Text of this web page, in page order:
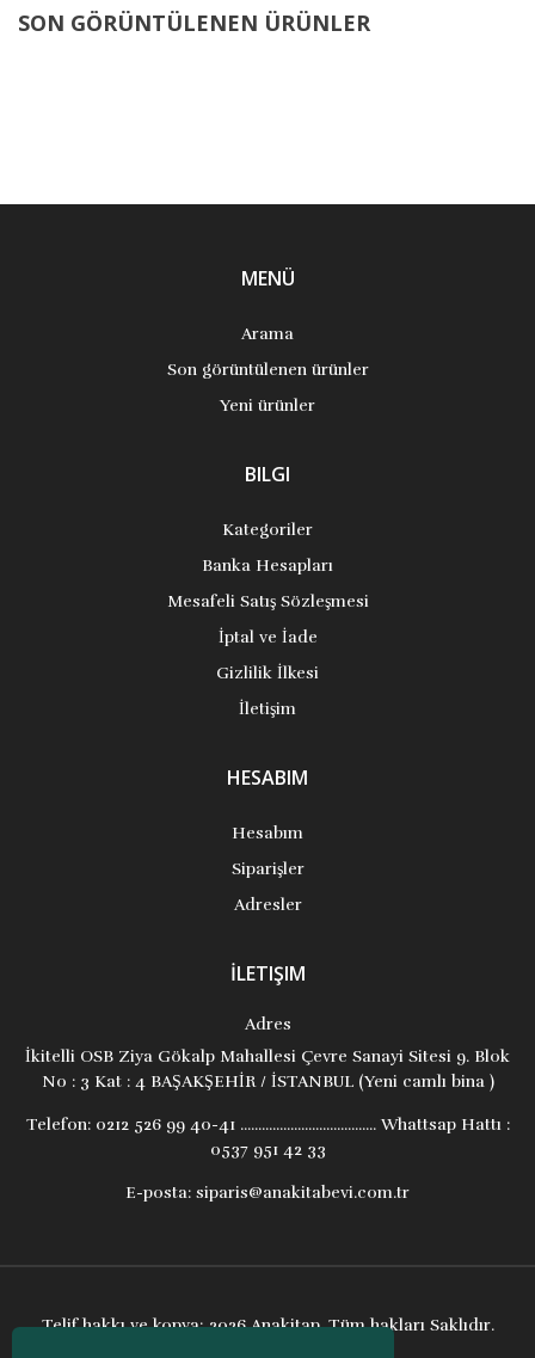
SON GÖRÜNTÜLENEN ÜRÜNLER
MENÜ
Arama
Son görüntülenen ürünler
Yeni ürünler
BILGI
Kategoriler
Banka Hesapları
Mesafeli Satış Sözleşmesi
İptal ve İade
Gizlilik İlkesi
İletişim
HESABIM
Hesabım
Siparişler
Adresler
İLETIŞIM
Adres
İkitelli OSB Ziya Gökalp Mahallesi Çevre Sanayi Sitesi 9. Blok
No : 3 Kat : 4 BAŞAKŞEHİR / İSTANBUL (Yeni camlı bina )
Telefon:0212 526 99 40-41 ...................................... Whattsap Hattı :
0537 951 42 33
E-posta: siparis@anakitabevi.com.tr
Telif hakkı ve kopya; 2026 Anakitap. Tüm hakları Saklıdır.